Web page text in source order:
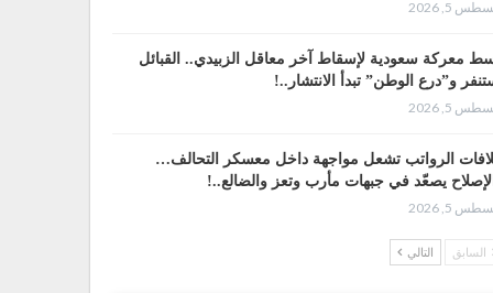
5, 2026
معركة سعودية لإسقاط آخر معاقل الزبيدي.. القبائل
و”درع الوطن” تبدأ الانتشار..!
5, 2026
الرواتب تشعل مواجهة داخل معسكر التحالف…
يصعّد في جبهات مأرب وتعز والضالع..!
5, 2026
تُصعّد الحصار على اليمنيين.. وقرار بحرمان طلاب
السابق التالي